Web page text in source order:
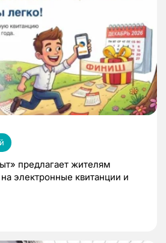
предлагает жителям
электронные квитанции и